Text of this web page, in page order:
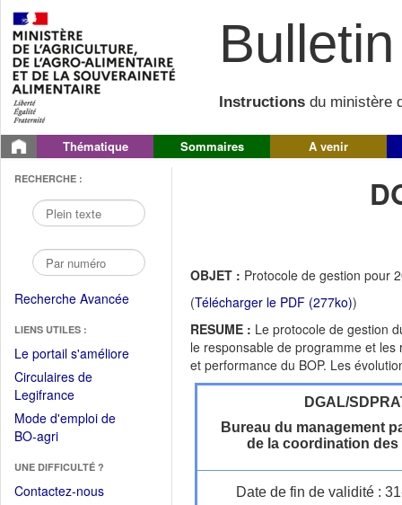
Instructions du ministère
Thématique Sommaires A venir
RECHERCHE :
Recherche Avancée
LIENS UTILES :
Le portail s'améliore(Fichier
Circulaires de
Legifrance(Ouvrir
dans
une
fenêtre)
Mode d'emploi de
BO-agri(Ouvrir
une
nouvelle
UNE DIFFICULTÉ ?
Contactez-nous
OBJET : Protocole de gestion pour
(Télécharger le PDF (277ko))
RESUME : Le protocole de gestion
le responsable de programme et
et performance du BOP. Les
DGAL/
Bureau du management
de la coordination
Date de fin de validité :